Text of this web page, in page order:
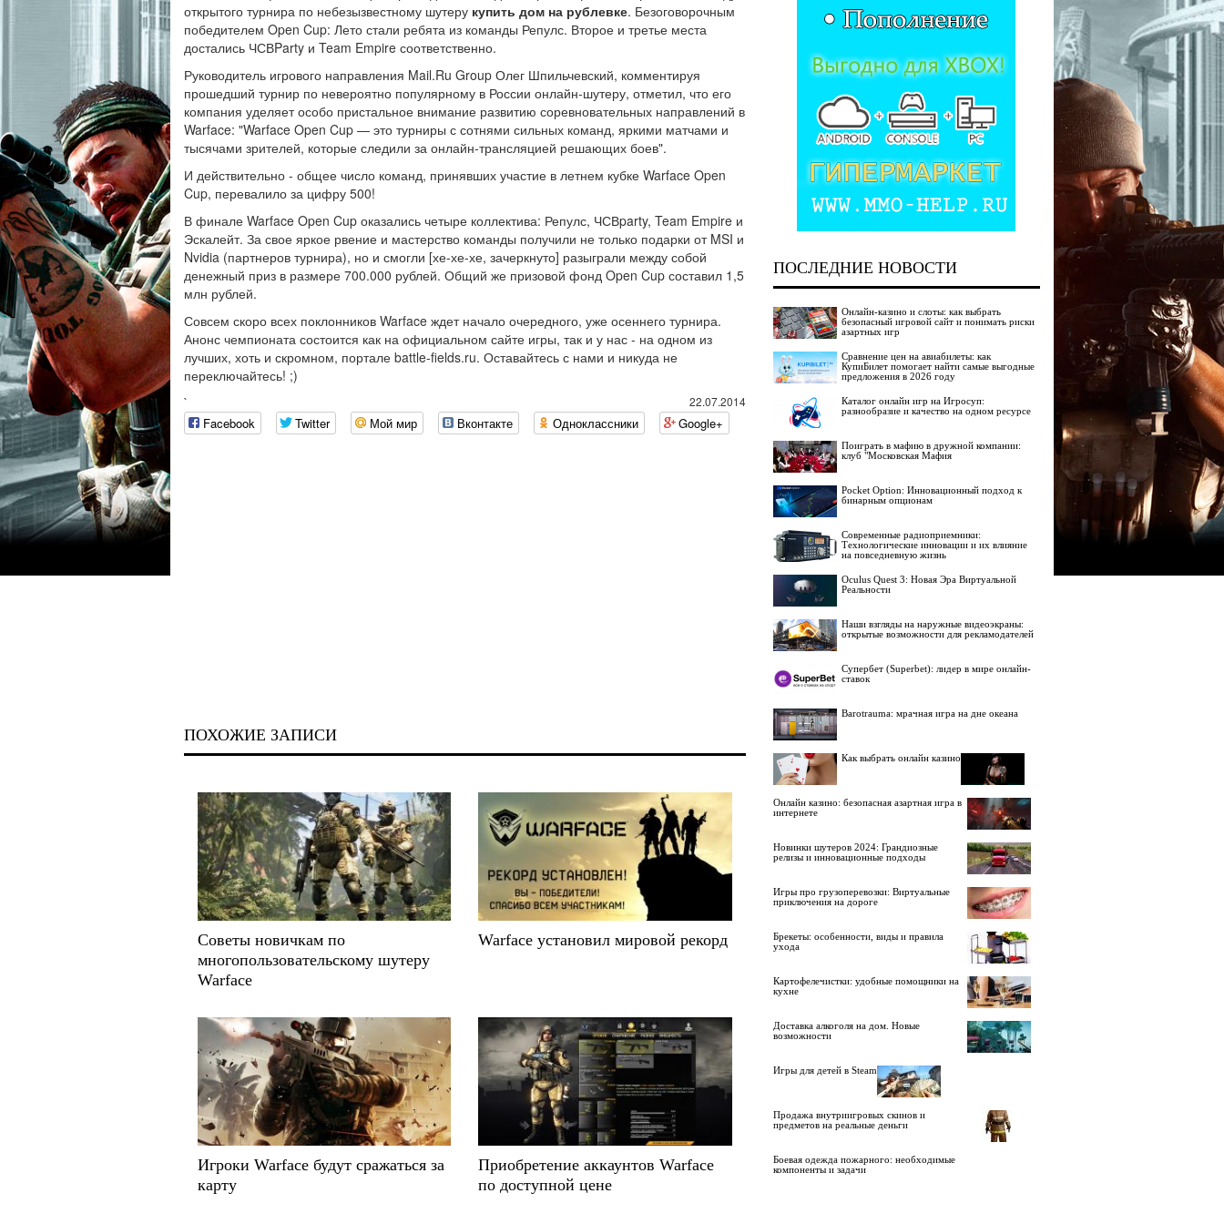
открытого турнира по небезызвестному шутеру купить дом на рублевке. Безоговорочным
победителем Open Cup: Лето стали ребята из команды Репулс. Второе и третье места
достались ЧСВParty и Team Empire соответственно.
Руководитель игрового направления Mail.Ru Group Олег Шпильчевский, комментируя
прошедший турнир по невероятно популярному в России онлайн-шутеру, отметил, что его
компания уделяет особо пристальное внимание развитию соревновательных направлений в
Warface: "Warface Open Cup — это турниры с сотнями сильных команд, яркими матчами и
тысячами зрителей, которые следили за онлайн-трансляцией решающих боев".
И действительно - общее число команд, принявших участие в летнем кубке Warface Open
Cup, перевалило за цифру 500!
В финале Warface Open Cup оказались четыре коллектива: Репулс, ЧСВparty, Team Empire и
Эскалейт. За свое яркое рвение и мастерство команды получили не только подарки от MSI и
Nvidia (партнеров турнира), но и смогли [хе-хе-хе, зачеркнуто] разыграли между собой
денежный приз в размере 700.000 рублей. Общий же призовой фонд Open Cup составил 1,5
млн рублей.
Совсем скоро всех поклонников Warface ждет начало очередного, уже осеннего турнира.
Анонс чемпионата состоится как на официальном сайте игры, так и у нас - на одном из
лучших, хоть и скромном, портале battle-fields.ru. Оставайтесь с нами и никуда не
переключайтесь! ;)
22.07.2014
`
Facebook Twitter Мой мир Вконтакте Одноклассники Google+
ПОХОЖИЕ ЗАПИСИ
Советы новичкам по
многопользовательскому шутеру
Warface
Warface установил мировой рекорд
Игроки Warface будут сражаться за
карту
Приобретение аккаунтов Warface
по доступной цене
ПОСЛЕДНИЕ НОВОСТИ
Онлайн-казино и слоты: как выбрать
безопасный игровой сайт и понимать риски
азартных игр
Сравнение цен на авиабилеты: как
КупиБилет помогает найти самые выгодные
предложения в 2026 году
Каталог онлайн игр на Игросуп:
разнообразие и качество на одном ресурсе
Поиграть в мафию в дружной компании:
клуб "Московская Мафия
Pocket Option: Инновационный подход к
бинарным опционам
Современные радиоприемники:
Технологические инновации и их влияние
на повседневную жизнь
Oculus Quest 3: Новая Эра Виртуальной
Реальности
Наши взгляды на наружные видеоэкраны:
открытые возможности для рекламодателей
Супербет (Superbet): лидер в мире онлайн-
ставок
Barotrauma: мрачная игра на дне океана
Как выбрать онлайн казино
Онлайн казино: безопасная азартная игра в
интернете
Новинки шутеров 2024: Грандиозные
релизы и инновационные подходы
Игры про грузоперевозки: Виртуальные
приключения на дороге
Брекеты: особенности, виды и правила
ухода
Картофелечистки: удобные помощники на
кухне
Доставка алкоголя на дом. Новые
возможности
Игры для детей в Steam
Продажа внутриигровых скинов и
предметов на реальные деньги
Боевая одежда пожарного: необходимые
компоненты и задачи